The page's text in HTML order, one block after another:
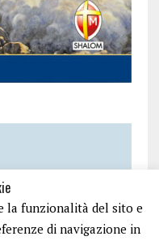
la funzionalità del sito e
di navigazione in